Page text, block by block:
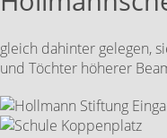
gleich dahinter gelegen,
und Töchter höherer